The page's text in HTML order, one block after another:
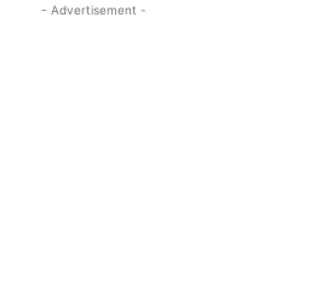
- Advertisement -